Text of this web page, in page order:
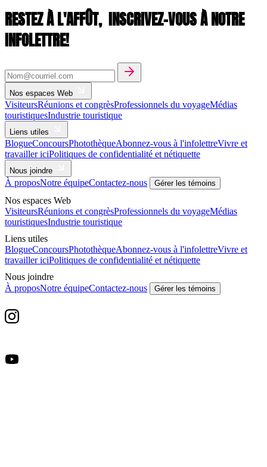
RESTEZ À L'AFFÛT, INSCRIVEZ-VOUS À NOTRE
INFOLETTRE!
Nos espaces Web
VisiteursRéunions et congrèsProfessionnels du voyageMédias
touristiquesIndustrie touristique
Liens utiles
BlogueConcoursPhotothèqueAbonnez-vous à l'infolettreVivre et
travailler iciPolitiques de confidentialité et nétiquette
Nous joindre
À proposNotre équipeContactez-nous Gérer les témoins
Nos espaces Web
VisiteursRéunions et congrèsProfessionnels du voyageMédias
touristiquesIndustrie touristique
Liens utiles
BlogueConcoursPhotothèqueAbonnez-vous à l'infolettreVivre et
travailler iciPolitiques de confidentialité et nétiquette
Nous joindre
À proposNotre équipeContactez-nous Gérer les témoins